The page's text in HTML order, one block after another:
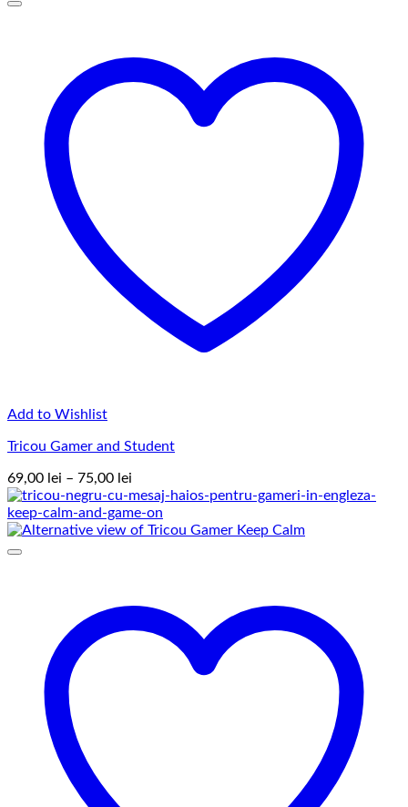
Add to Wishlist
Tricou Gamer and Student
69,00 lei – 75,00 lei
de
prețuri:
69,00 lei